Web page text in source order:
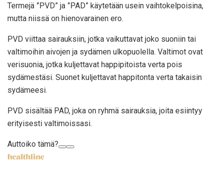
Termejä ”PVD” ja ”PAD” käytetään usein vaihtokelpoisina,
mutta niissä on hienovarainen ero.
PVD viittaa sairauksiin, jotka vaikuttavat joko suoniin tai
valtimoihin aivojen ja sydämen ulkopuolella. Valtimot ovat
verisuonia, jotka kuljettavat happipitoista verta pois
sydämestäsi. Suonet kuljettavat happitonta verta takaisin
sydämeesi.
PVD sisältää PAD, joka on ryhmä sairauksia, joita esiintyy
erityisesti valtimoissasi.
Auttoiko tämä?